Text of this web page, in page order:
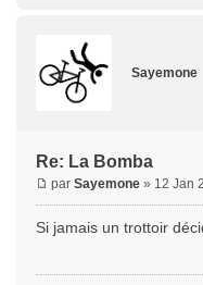
Sayemone
Re: La Bomba
par Sayemone » 12 Jan
Si jamais un trottoir